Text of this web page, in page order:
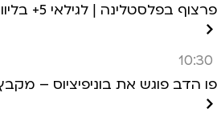
פרצוף בפלסטלינה | לגילאי 5+ בליווי הורים | פסטיבל אנימיקס 2026
10:30
פו הדב פוגש את בוניפיציוס – מקבץ ילדים סובייטי 1 |